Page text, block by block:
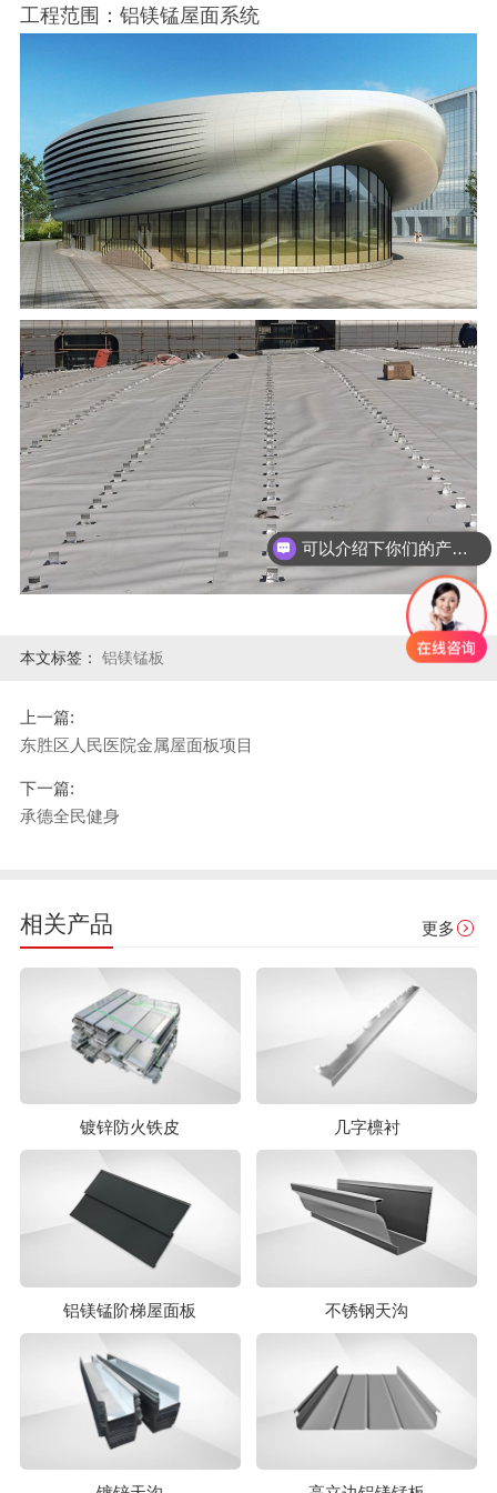
工程范围：铝镁锰屋面系统
本文标签： 铝镁锰板
上一篇:
东胜区人民医院金属屋面板项目
下一篇:
承德全民健身
相关产品 更多
镀锌防火铁皮 几字檩衬
铝镁锰阶梯屋面板 不锈钢天沟
可以介绍下你们的产品么？